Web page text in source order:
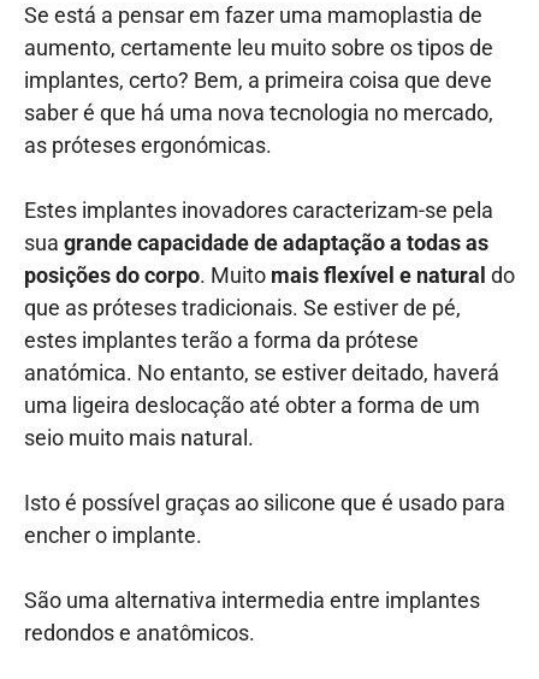
Se está a pensar em fazer uma mamoplastia de
aumento, certamente leu muito sobre os tipos de
implantes, certo? Bem, a primeira coisa que deve
saber é que há uma nova tecnologia no mercado,
as próteses ergonómicas.
Estes implantes inovadores caracterizam-se pela
sua grande capacidade de adaptação a todas as
posições do corpo. Muito mais flexível e natural do
que as próteses tradicionais. Se estiver de pé,
estes implantes terão a forma da prótese
anatómica. No entanto, se estiver deitado, haverá
uma ligeira deslocação até obter a forma de um
seio muito mais natural.
Isto é possível graças ao silicone que é usado para
encher o implante.
São uma alternativa intermedia entre implantes
redondos e anatômicos.